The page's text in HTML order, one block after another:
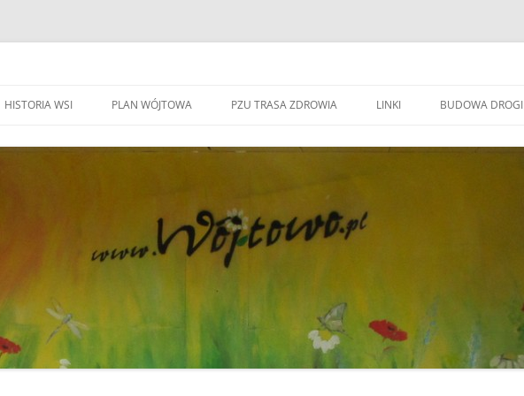
ŚMIECI
HISTORIA WSI
KAPLICZKI I KRZYŻE W WÓJTOWIE
ZWIĄZANI Z WÓJOWEM
BO JESTEM STĄD
PLAN WÓJTOWA PZU TRASA ZDROWIA LINKI
OLSZTYN
GMINA BARCZEWO
BUDOWA DROGI